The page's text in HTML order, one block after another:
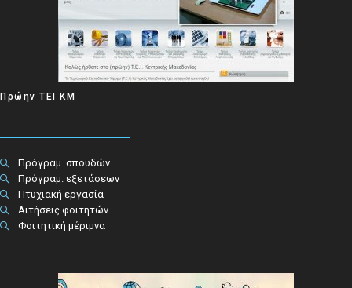
Πρώην ΤΕΙ ΚΜ
Πρόγραμ. σπουδών
Πρόγραμ. εξετάσεων
Πτυχιακή εργασία
Αιτήσεις φοιτητών
Φοιτητική μέριμνα